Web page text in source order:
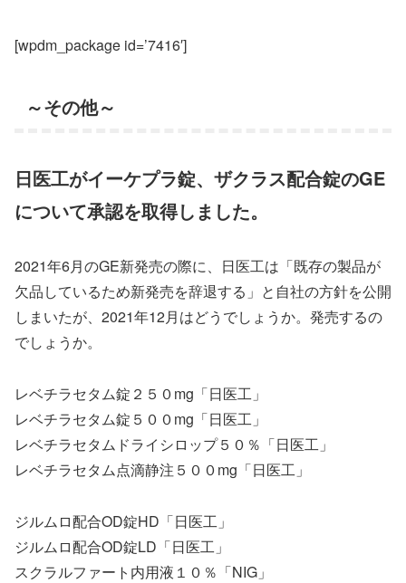
[wpdm_package id=’7416′]
～その他～
日医工がイーケプラ錠、ザクラス配合錠のGE
について承認を取得しました。
2021年6月のGE新発売の際に、日医工は「既存の製品が
欠品しているため新発売を辞退する」と自社の方針を公開
しまいたが、2021年12月はどうでしょうか。発売するの
でしょうか。
レベチラセタム錠２５０mg「日医工」
レベチラセタム錠５００mg「日医工」
レベチラセタムドライシロップ５０％「日医工」
レベチラセタム点滴静注５００mg「日医工」
ジルムロ配合OD錠HD「日医工」
ジルムロ配合OD錠LD「日医工」
スクラルファート内用液１０％「NIG」